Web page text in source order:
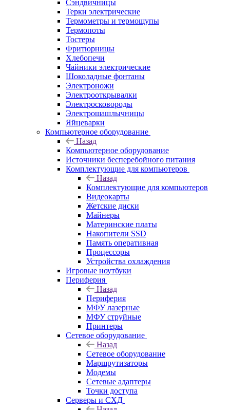
Сэндвичницы
Терки электрические
Термометры и термощупы
Термопоты
Тостеры
Фритюрницы
Хлебопечи
Чайники электрические
Шоколадные фонтаны
Электроножи
Электрооткрывалки
Электросковороды
Электрошашлычницы
Яйцеварки
Компьютерное оборудование
Назад
Компьютерное оборудование
Источники бесперебойного питания
Комплектующие для компьютеров
Назад
Комплектующие для компьютеров
Видеокарты
Жетские диски
Майнеры
Материнские платы
Накопители SSD
Память оперативная
Процессоры
Устройства охлаждения
Игровые ноутбуки
Периферия
Назад
Периферия
МФУ лазерные
МФУ струйные
Принтеры
Сетевое оборудование
Назад
Сетевое оборудование
Маршрутизаторы
Модемы
Сетевые адаптеры
Точки доступа
Серверы и СХД